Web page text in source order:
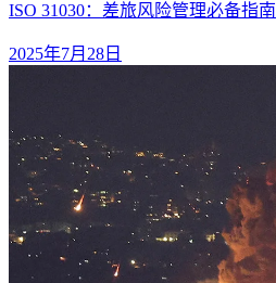
ISO 31030：差旅风险管理必备指南
2025年7月28日